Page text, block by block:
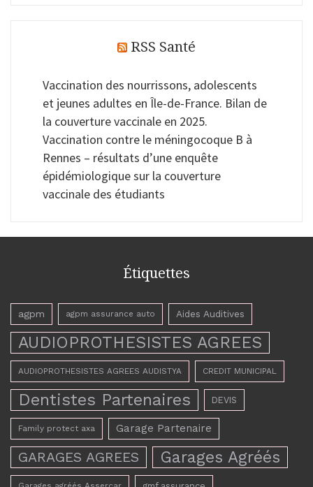
RSS Santé
Vaccination des nourrissons, adolescents
et jeunes adultes en Île-de-France. Bilan de
la couverture vaccinale en 2025.
Vaccination contre le méningocoque B à
Rennes – résultats d’une enquête
épidémiologique sur la couverture
vaccinale des étudiants
Étiquettes
agpm agpm assurance auto Aides Auditives
AUDIOPROTHESISTES AGREES
AUDIOPROTHESISTES AGREES AUDISTYA CREDIT MUNICIPAL
Dentistes Partenaires DEVIS
Family protect axa Garage Partenaire
GARAGES AGREES Garages Agréés